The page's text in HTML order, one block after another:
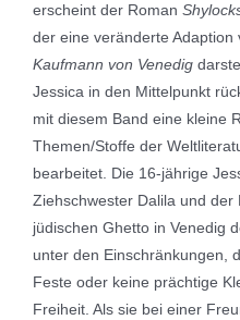
erscheint der Roman
der eine veränderte Adaption
Kaufmann von Venedig
Jessica in den Mittelpunkt
mit diesem Band eine kleine
Themen/Stoffe der
bearbeitet. Die 16-jährige
Ziehschwester Dalila und der
jüdischen Ghetto in Venedig
unter den Einschränkungen,
Feste oder keine prächtige
Freiheit. Als sie bei einer